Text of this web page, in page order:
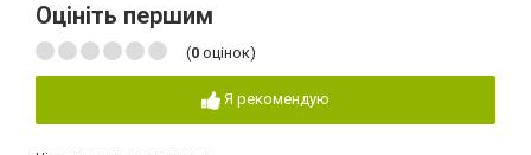
Оцініть першим
(0 оцінок)
Я рекомендую